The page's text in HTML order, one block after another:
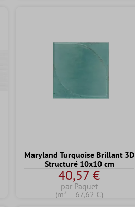
Maryland Turquoise Brillant 3D
Structuré 10x10 cm
40,57 €
par Paquet
(m² = 67,62 €)